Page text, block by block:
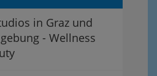
in Graz und
- Wellness